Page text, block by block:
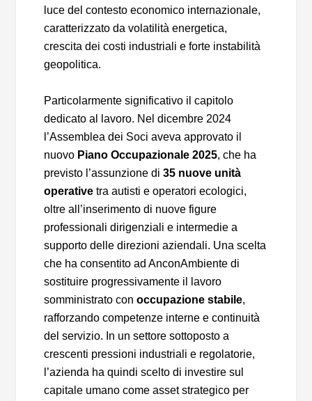
luce del contesto economico internazionale,
caratterizzato da volatilità energetica,
crescita dei costi industriali e forte instabilità
geopolitica.
Particolarmente significativo il capitolo
dedicato al lavoro. Nel dicembre 2024
l’Assemblea dei Soci aveva approvato il
nuovo Piano Occupazionale 2025, che ha
previsto l’assunzione di35 nuove unità
operative tra autisti e operatori ecologici,
oltre all’inserimento di nuove figure
professionali dirigenziali e intermedie a
supporto delle direzioni aziendali. Una scelta
che ha consentito ad AnconAmbiente di
sostituire progressivamente il lavoro
somministrato conoccupazione stabile,
rafforzando competenze interne e continuità
del servizio. In un settore sottoposto a
crescenti pressioni industriali e regolatorie,
l’azienda ha quindi scelto di investire sul
capitale umano come asset strategico per